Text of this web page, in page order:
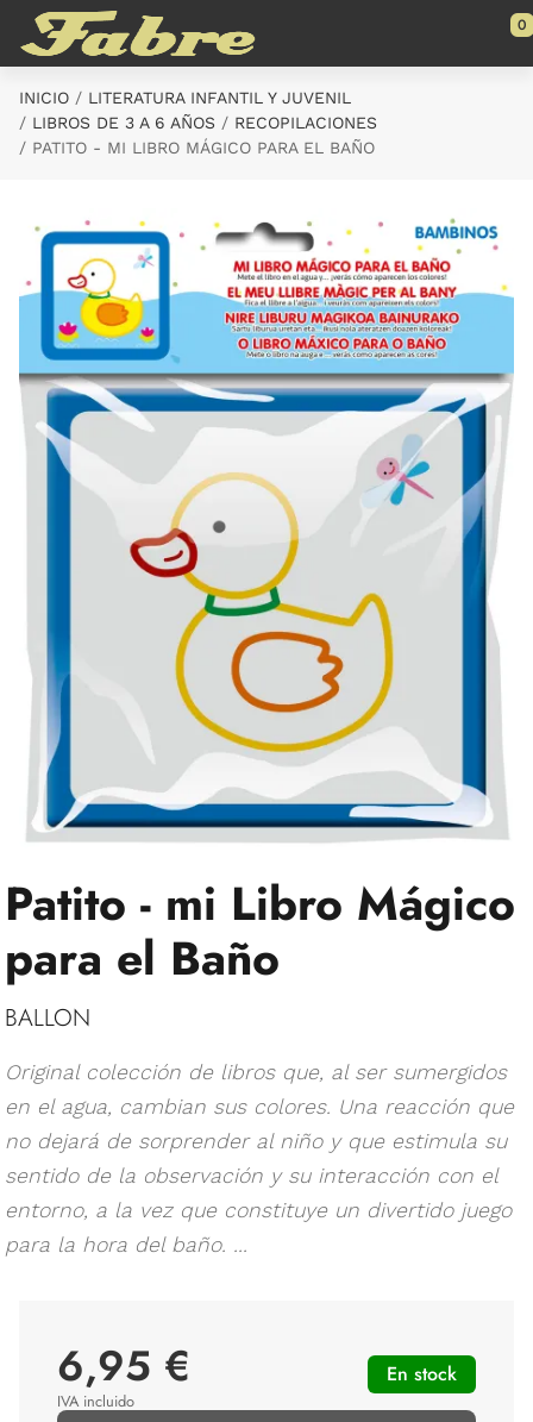
Saltar al contenido principal
0
INICIO
LITERATURA INFANTIL Y JUVENIL
LIBROS DE 3 A 6 AÑOS
RECOPILACIONES
PATITO - MI LIBRO MÁGICO PARA EL BAÑO
Patito - mi Libro Mágico
para el Baño
BALLON
Original colección de libros que, al ser sumergidos
en el agua, cambian sus colores. Una reacción que
no dejará de sorprender al niño y que estimula su
sentido de la observación y su interacción con el
entorno, a la vez que constituye un divertido juego
para la hora del baño. ...
6,95 €
IVA incluido
En stock